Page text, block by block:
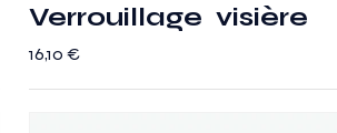
Verrouillage visière
16,10€